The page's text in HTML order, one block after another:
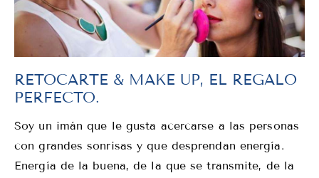
RETOCARTE & MAKE UP, EL REGALO
PERFECTO.
Soy un imán que le gusta acercarse a las personas
con grandes sonrisas y que desprendan energía.
Energía de la buena, de la que se transmite, de la